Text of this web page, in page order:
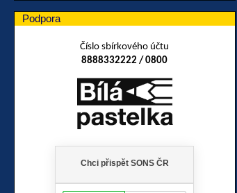
Podpora
Číslo sbírkového účtu
8888332222 / 0800